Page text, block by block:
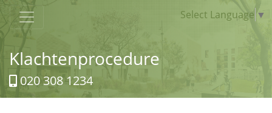
Klachtenprocedure
020 308 1234
Select Language ▼